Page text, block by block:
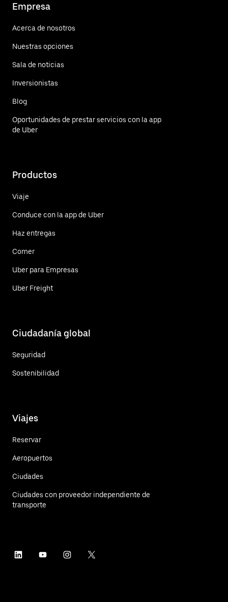
Empresa
Acerca de nosotros
Nuestras opciones
Sala de noticias
Inversionistas
Blog
Oportunidades de prestar servicios con la app
de Uber
Productos
Viaje
Conduce con la app de Uber
Haz entregas
Comer
Uber para Empresas
Uber Freight
Ciudadanía global
Seguridad
Sostenibilidad
Viajes
Reservar
Aeropuertos
Ciudades
Ciudades con proveedor independiente de
transporte